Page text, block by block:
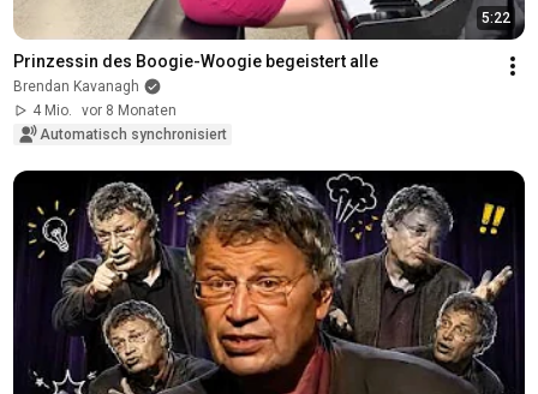
5:22
Prinzessin des Boogie-Woogie begeistert alle
Brendan Kavanagh
4 Mio.
vor 8 Monaten
Automatisch synchronisiert